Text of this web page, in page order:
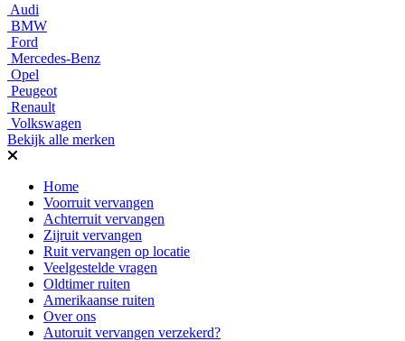
Audi
BMW
Ford
Mercedes-Benz
Opel
Peugeot
Renault
Volkswagen
Bekijk alle merken
Home
Voorruit vervangen
Achterruit vervangen
Zijruit vervangen
Ruit vervangen op locatie
Veelgestelde vragen
Oldtimer ruiten
Amerikaanse ruiten
Over ons
Autoruit vervangen verzekerd?